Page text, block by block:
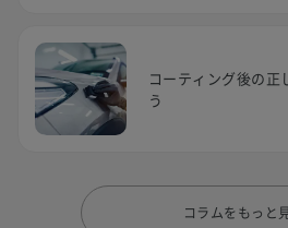
コーティング後の正
う
コラムをもっと